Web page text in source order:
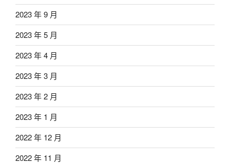
2023 年 9 月
2023 年 5 月
2023 年 4 月
2023 年 3 月
2023 年 2 月
2023 年 1 月
2022 年 12 月
2022 年 11 月